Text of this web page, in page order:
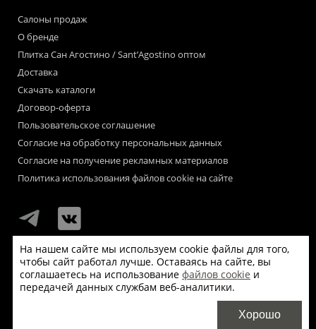
Салоны продаж
О бренде
Плитка Сан Агостино / Sant’Agostino оптом
Доставка
Скачать каталоги
Договор-оферта
Пользовательское соглашение
Согласие на обработку персональных данных
Согласие на получение рекламных материалов
Политика использования файлов cookie на сайте
Мы используем файлы «cookie» для функционирования сайта.
Если Вас это не устраивает, пожалуйста, покиньте сайт.
На нашем сайте мы используем cookie файлы для того,
чтобы сайт работал лучше. Оставаясь на сайте, вы
соглашаетесь на использование файлов cookie и
передачей данных службам веб-аналитики.
Хорошо